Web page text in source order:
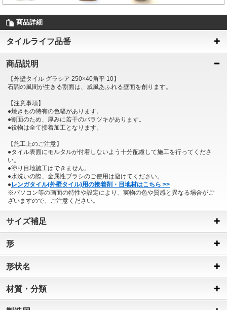
商品詳細
タイルライフ品番
商品説明
【外壁タイル グラシア 250×40角平 10】
石調の風間が生きる割面は、威風あふれる壁面を創ります。
【注意事項】
●焼きもの特有の色幅があります。
●割面のため、厚みに若干のバラツキがあります。
●役物は全て接着加工となります。
【施工上のご注意】
●タイル表面にモルタルが付着しないよう十分配慮して施工を行ってくださ
い。
●塗り目地施工はできません。
●水洗いの際、金属性ブラシのご使用は避けてください。
●レンガタイル(外壁タイル)用の接着剤・目地材はこちら >>
※パソコン等の画面の特性や設定により、実物の色や質感と異なる場合がご
ざいますので、ご注意ください。
サイズ補足
形
形状名
材質・分類